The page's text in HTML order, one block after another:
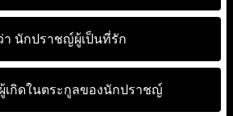
า นักปราชญ์ผู้เป็นที่รัก
ผู้เกิดในตระกูลของนักปราชญ์